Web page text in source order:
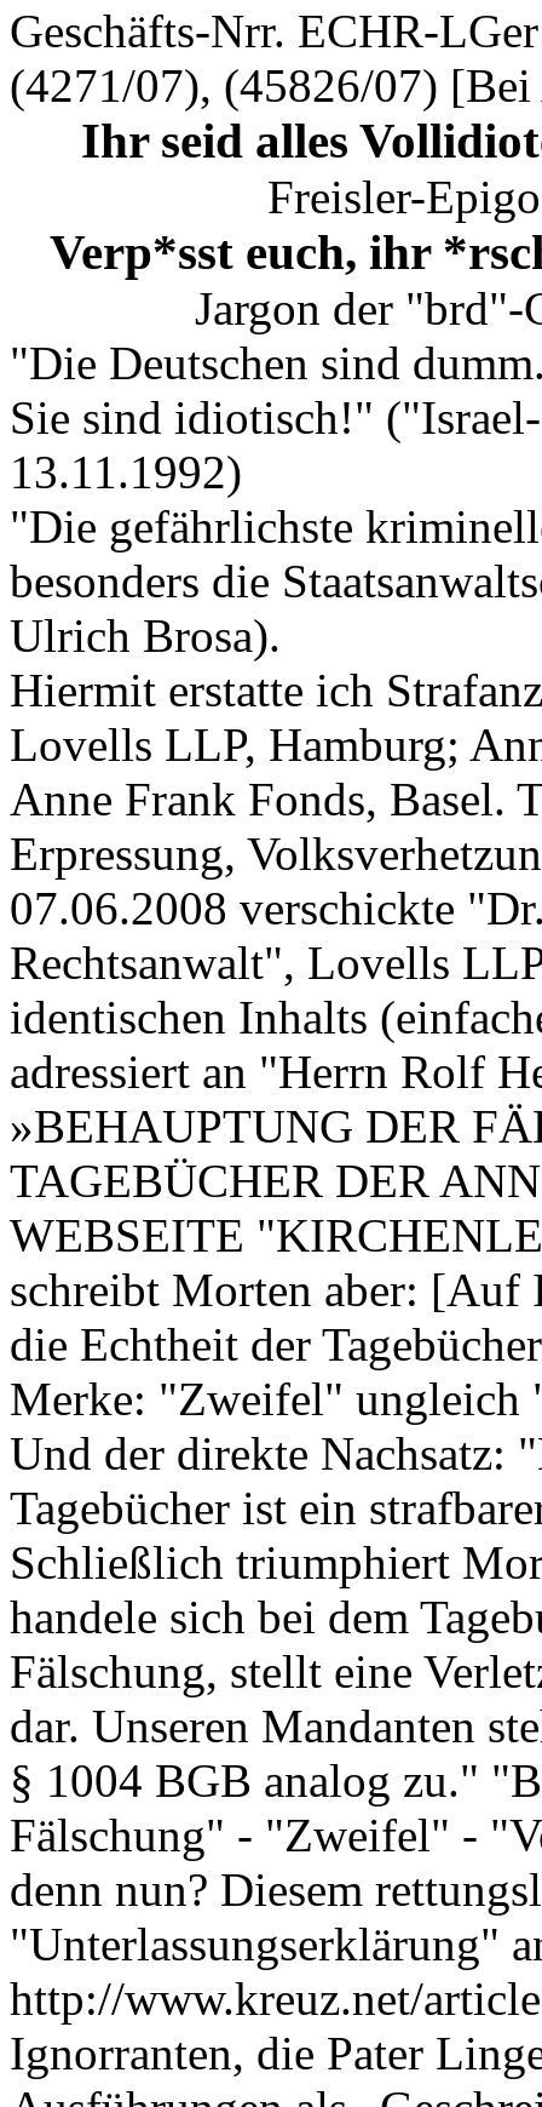
Geschäfts-Nrr. ECHR-
(4271/07), (45826/07)
Ihr seid alles
Freisler-
Verp*sst euch, ihr
Jargon der "brd"-
"Die Deutschen sind
Sie sind idiotisch!"
13.11.1992)
"Die gefährlichste
besonders die
Ulrich Brosa).
Hiermit erstatte ich
Lovells LLP, Hamburg;
Anne Frank Fonds, Basel.
Erpressung,
07.06.2008 verschickte
Rechtsanwalt", Lovells
identischen Inhalts
adressiert an "Herrn Rolf
»BEHAUPTUNG DER
TAGEBÜCHER DER
WEBSEITE
schreibt Morten aber: [Auf
die Echtheit der
Merke: "Zweifel" ungleich
Und der direkte Nachsatz:
Tagebücher ist ein
Schließlich triumphiert
handele sich bei dem
Fälschung, stellt eine
dar. Unseren Mandanten
§ 1004 BGB analog zu."
Fälschung" - "Zweifel" -
denn nun? Diesem
"Unterlassungserklärung"
http://www.kreuz.net/
Ignorranten, die Pater